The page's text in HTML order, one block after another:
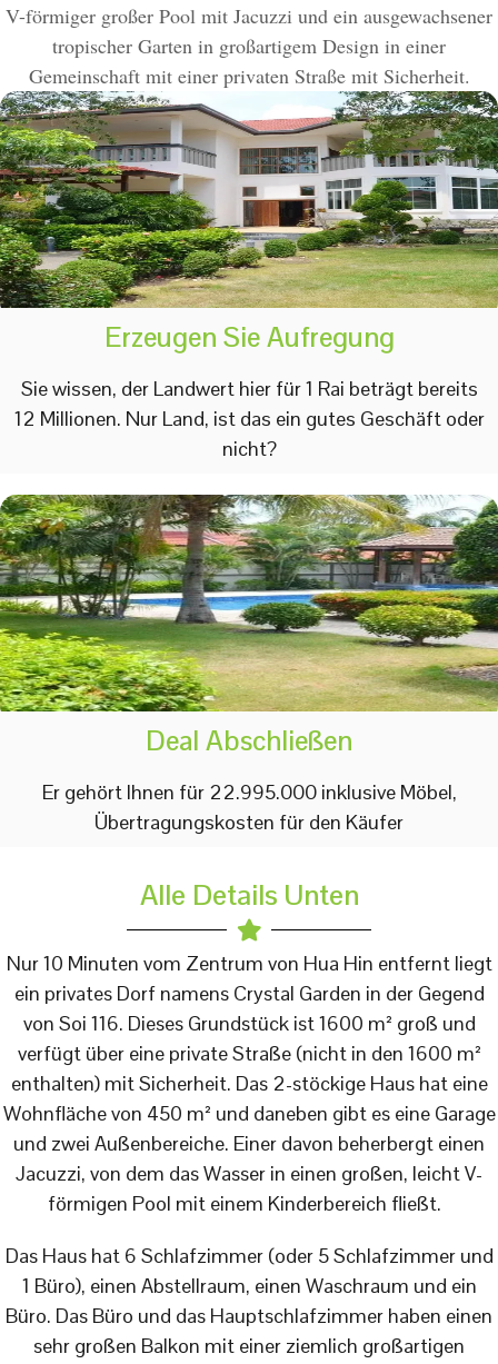
V-förmiger großer Pool mit Jacuzzi und ein ausgewachsener
tropischer Garten in großartigem Design in einer
Gemeinschaft mit einer privaten Straße mit Sicherheit.
Erzeugen Sie Aufregung
Sie wissen, der Landwert hier für 1 Rai beträgt bereits
12 Millionen. Nur Land, ist das ein gutes Geschäft oder
nicht?
Deal Abschließen
Er gehört Ihnen für 22.995.000 inklusive Möbel,
Übertragungskosten für den Käufer
Alle Details Unten
Nur 10 Minuten vom Zentrum von Hua Hin entfernt liegt
ein privates Dorf namens Crystal Garden in der Gegend
von Soi 116. Dieses Grundstück ist 1600 m² groß und
verfügt über eine private Straße (nicht in den 1600 m²
enthalten) mit Sicherheit. Das 2-stöckige Haus hat eine
Wohnfläche von 450 m² und daneben gibt es eine Garage
und zwei Außenbereiche. Einer davon beherbergt einen
Jacuzzi, von dem das Wasser in einen großen, leicht V-
förmigen Pool mit einem Kinderbereich fließt.
Das Haus hat 6 Schlafzimmer (oder 5 Schlafzimmer und
1 Büro), einen Abstellraum, einen Waschraum und ein
Büro. Das Büro und das Hauptschlafzimmer haben einen
sehr großen Balkon mit einer ziemlich großartigen